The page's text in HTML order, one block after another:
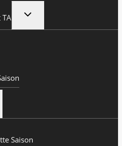
UNTERMENÜ
UMSCHALTEN
Saison